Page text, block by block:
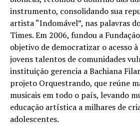
instrumento, consolidando sua
artista “Indomável”, nas palavras
Times. Em 2006, fundou a
objetivo de democratizar o acesso
jovens talentos de comunidades
instituição gerencia a Bachiana
projeto Orquestrando, que reúne
musicais em todo o país, levando
educação artística a milhares de
adolescentes.